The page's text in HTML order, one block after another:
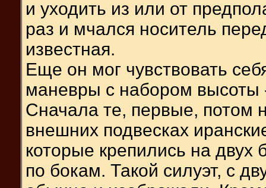
и уходить из или от
раз и мчался носитель
известная.
Еще он мог чувствовать
маневры с набором высоты
Сначала те, первые, потом
внешних подвесках
которые крепились на двух
по бокам. Такой силуэт, с